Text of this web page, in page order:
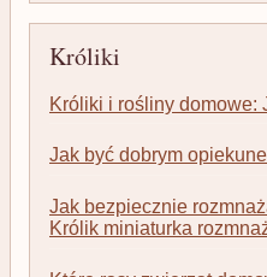
Króliki
Króliki i rośliny domowe:
Jak być dobrym
Jak bezpiecznie
Królik miniaturka